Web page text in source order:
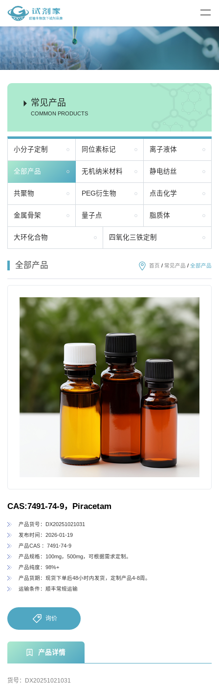
常见产品
COMMON PRODUCTS
小分子定制 同位素标记 离子液体
全部产品 无机纳米材料 静电纺丝
共聚物 PEG衍生物 点击化学
金属骨架 量子点 脂质体
大环化合物 四氧化三铁定制
全部产品 首页 / 常见产品 / 全部产品
CAS:7491-74-9，Piracetam
产品货号：DX20251021031
发布时间：2026-01-19
产品CAS ：7491-74-9
产品规格：100mg，500mg，可根据需求定制。
产品纯度：98%+
产品货期：现货下单后48小时内发货，定制产品4-8周。
运输条件：顺丰常规运输
询价
产品详情
货号：DX20251021031